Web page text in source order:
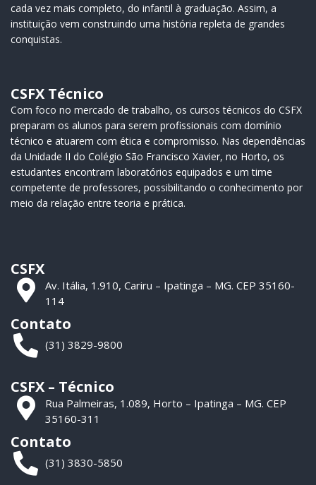
cada vez mais completo, do infantil à graduação. Assim, a
instituição vem construindo uma história repleta de grandes
conquistas.
CSFX Técnico
Com foco no mercado de trabalho, os cursos técnicos do CSFX
preparam os alunos para serem profissionais com domínio
técnico e atuarem com ética e compromisso. Nas dependências
da Unidade II do Colégio São Francisco Xavier, no Horto, os
estudantes encontram laboratórios equipados e um time
competente de professores, possibilitando o conhecimento por
meio da relação entre teoria e prática.
CSFX
Av. Itália, 1.910, Cariru – Ipatinga – MG. CEP 35160-
114
Contato
(31) 3829-9800
CSFX – Técnico
Rua Palmeiras, 1.089, Horto – Ipatinga – MG. CEP
35160-311
Contato
(31) 3830-5850